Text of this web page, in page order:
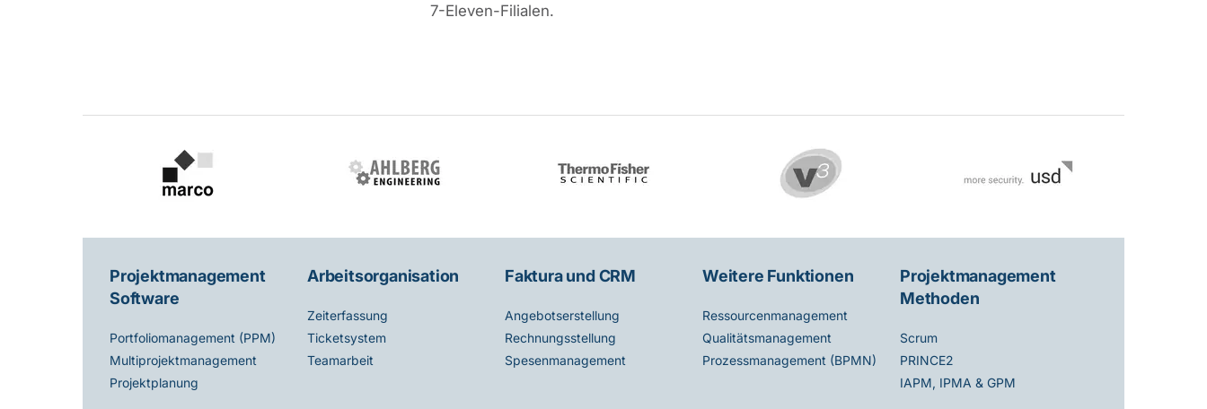
7-Eleven-Filialen.
Projektmanagement
Software
Portfoliomanagement (PPM)
Multiprojektmanagement
Projektplanung
Arbeitsorganisation
Zeiterfassung
Ticketsystem
Teamarbeit
Faktura und CRM
Angebotserstellung
Rechnungsstellung
Spesenmanagement
Weitere Funktionen
Ressourcenmanagement
Qualitätsmanagement
Prozessmanagement (BPMN)
Projektmanagement
Methoden
Scrum
PRINCE2
IAPM, IPMA & GPM